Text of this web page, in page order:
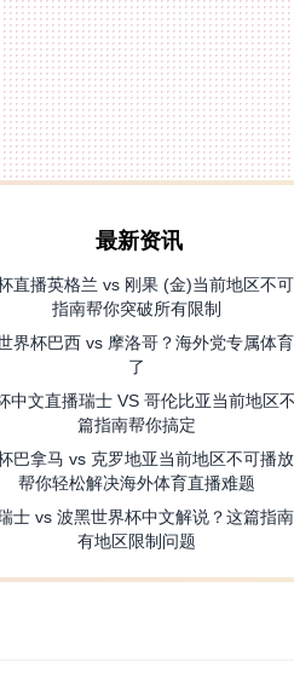
最新资讯
直播英格兰 vs 刚果 (金)当前地区不
指南帮你突破所有限制
界杯巴西 vs 摩洛哥？海外党专属体
了
中文直播瑞士 VS 哥伦比亚当前地区
篇指南帮你搞定
巴拿马 vs 克罗地亚当前地区不可播
帮你轻松解决海外体育直播难题
士 vs 波黑世界杯中文解说？这篇指
有地区限制问题